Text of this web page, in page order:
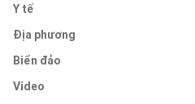
Y tế
Địa phương
Biển đảo
Video